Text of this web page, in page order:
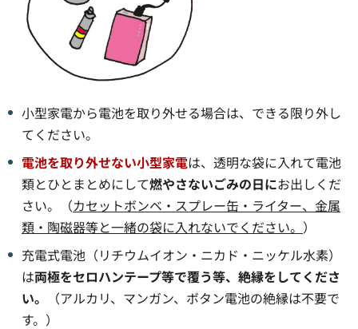
小型家電から電池を取り外せる場合は、できる限り外し
てください。
電池を取り外せない小型家電は、透明な袋に入れて電池
類とひとまとめにして燃やさないごみの日にお出しくだ
さい。（カセットボンベ・スプレー缶・ライター、金属
類・陶磁器等と一緒の袋に入れないでください。 ）
充電式電池（リチウムイオン・ニカド・ニッケル水素）
は両極をセロハンテープ等で覆う等、絶縁をしてくださ
い。
（アルカリ、マンガン、ボタン電池の絶縁は不要で
す。）